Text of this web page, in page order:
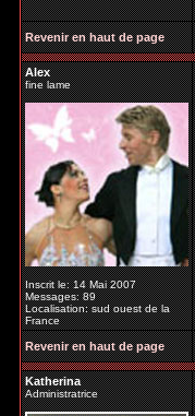
Revenir en haut de page
Alex
fine lame
Inscrit le: 14 Mai 2007
Messages: 89
Localisation: sud ouest de la
France
Revenir en haut de page
Katherina
Administratrice